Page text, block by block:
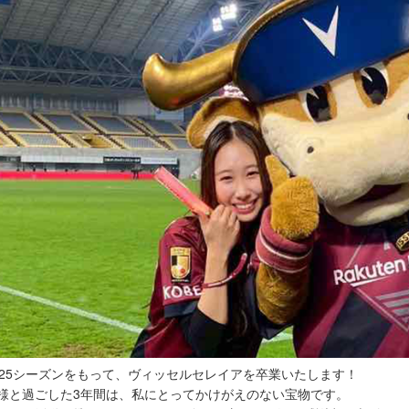
シーズンをもって、ヴィッセルセレイアを卒業いたします！
と過ごした3年間は、私にとってかけがえのない宝物です。